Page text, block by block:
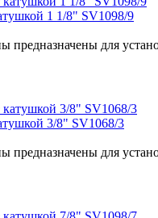
1 1/8" SV1098/9
предназначены для
3/8" SV1068/3
предназначены для